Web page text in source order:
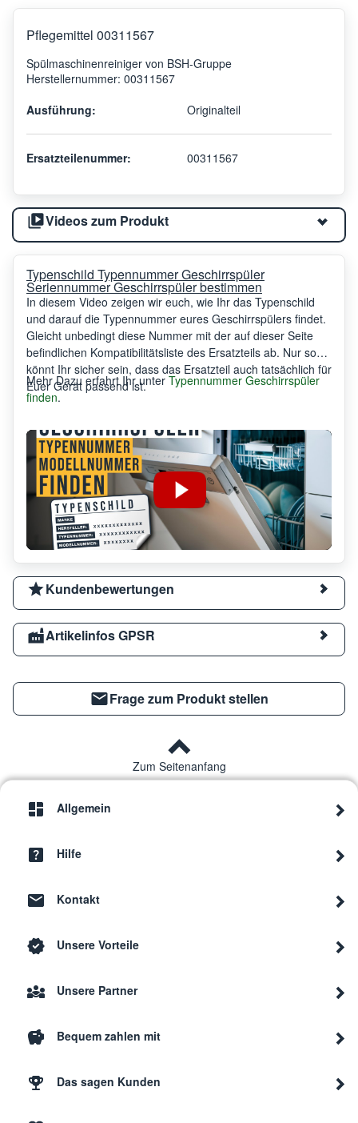
Pflegemittel 00311567
Spülmaschinenreiniger von BSH-Gruppe
Herstellernummer: 00311567
Ausführung:
Originalteil
Ersatzteilenummer: 00311567
Videos zum Produkt
Typenschild Typennummer Geschirrspüler
Seriennummer Geschirrspüler bestimmen
In diesem Video zeigen wir euch, wie Ihr das Typenschild
und darauf die Typennummer eures Geschirrspülers findet.
Gleicht unbedingt diese Nummer mit der auf dieser Seite
befindlichen Kompatibilitätsliste des Ersatzteils ab. Nur so
könnt Ihr sicher sein, dass das Ersatzteil auch tatsächlich für
Euer Gerät passend ist.
Mehr Dazu erfahrt Ihr unter Typennummer Geschirrspüler
finden.
Kundenbewertungen
Artikelinfos GPSR
Frage zum Produkt stellen
Zum Seitenanfang
Allgemein
Hilfe
Kontakt
Unsere Vorteile
Unsere Partner
Bequem zahlen mit
Das sagen Kunden